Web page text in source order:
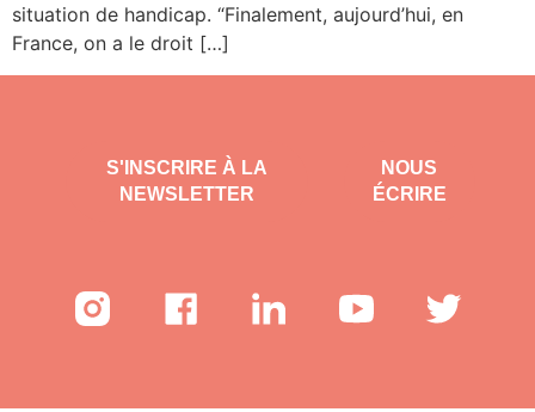
situation de handicap. “Finalement, aujourd’hui, en
France, on a le droit […]
S'INSCRIRE À LA
NEWSLETTER
NOUS
ÉCRIRE